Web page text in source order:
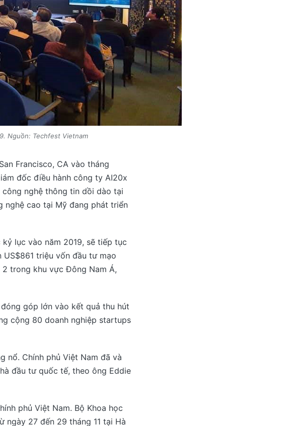
Nguồn: Techfest Vietnam
Francisco, CA vào tháng
đốc điều hành công ty AI20x
nghệ thông tin dồi dào tại
nghệ cao tại Mỹ đang phát triển
lục vào năm 2019, sẽ tiếp tục
US$861 triệu vốn đầu tư mạo
trong khu vực Đông Nam Á,
góp lớn vào kết quả thu hút
cộng 80 doanh nghiệp startups
nổ. Chính phủ Việt Nam đã và
đầu tư quốc tế, theo ông Eddie
phủ Việt Nam. Bộ Khoa học
ngày 27 đến 29 tháng 11 tại Hà